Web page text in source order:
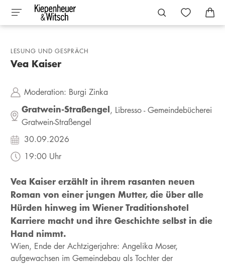
LESUNG UND GESPRÄCH
Vea Kaiser
Moderation: Burgi Zinka
Gratwein-Straßengel, Libresso - Gemeindebücherei
Gratwein-Straßengel
30.09.2026
19:00 Uhr
Vea Kaiser erzählt in ihrem rasanten neuen
Roman von einer jungen Mutter, die über alle
Hürden hinweg im Wiener Traditionshotel
Karriere macht und ihre Geschichte selbst in die
Hand nimmt.
Wien, Ende der Achtzigerjahre: Angelika Moser,
aufgewachsen im Gemeindebau als Tochter der